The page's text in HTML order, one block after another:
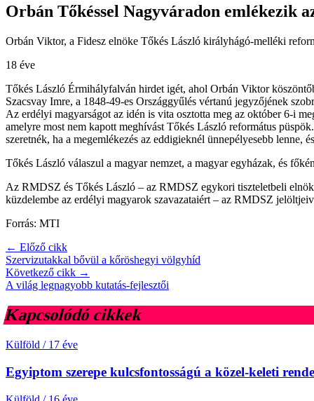
Orbán Tőkéssel Nagyváradon emlékezik
Orbán Viktor, a Fidesz elnöke Tőkés László királyhágó-melléki
18 éve
Tőkés László Érmihályfalván hirdet igét, ahol Orbán Viktor
Szacsvay Imre, a 1848-49-es Országgyűlés vértanú jegyzőjének
Az erdélyi magyarságot az idén is vita osztotta meg az október 6-i
amelyre most nem kapott meghívást Tőkés László református
szeretnék, ha a megemlékezés az eddigieknél ünnepélyesebb lenne,
Tőkés László válaszul a magyar nemzet, a magyar egyházak, és
Az RMDSZ és Tőkés László – az RMDSZ egykori tiszteletbeli
küzdelembe az erdélyi magyarok szavazataiért – az RMDSZ
Forrás: MTI
← Előző cikk
Szervizutakkal bővül a kőröshegyi völgyhíd
Következő cikk →
A világ legnagyobb kutatás-fejlesztői
Kapcsolódó cikkek
Külföld / 17 éve
Egyiptom szerepe kulcsfontosságú a közel-keleti